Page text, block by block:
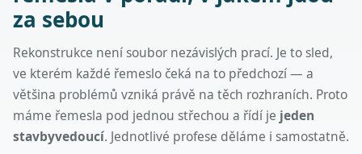
za sebou
Rekonstrukce není soubor nezávislých prací. Je to sled,
ve kterém každé řemeslo čeká na to předchozí — a
většina problémů vzniká právě na těch rozhraních. Proto
máme řemesla pod jednou střechou a řídí je jeden
stavbyvedoucí. Jednotlivé profese děláme i samostatně.